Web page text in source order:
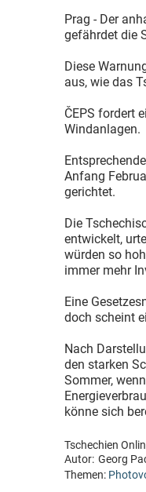
Prag - Der
gefährdet die
Diese
aus, wie das
ČEPS fordert
Windanlagen.
Anfang
gerichtet.
Die
entwickelt,
würden so
immer mehr
Eine
doch scheint
Nach
den starken
Sommer,
könne sich
Tschechien
Autor: Georg
Themen: